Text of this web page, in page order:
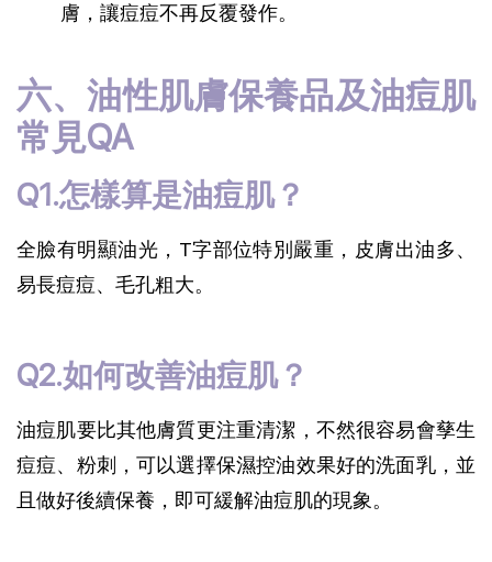
膚，讓痘痘不再反覆發作。
六、油性肌膚保養品及油痘肌
常見QA
Q1.怎樣算是油痘肌？
全臉有明顯油光，T字部位特別嚴重，皮膚出油多、
易長痘痘、毛孔粗大。
Q2.如何改善油痘肌？
油痘肌要比其他膚質更注重清潔，不然很容易會孳生
痘痘、粉刺，可以選擇保濕控油效果好的洗面乳，並
且做好後續保養，即可緩解油痘肌的現象。